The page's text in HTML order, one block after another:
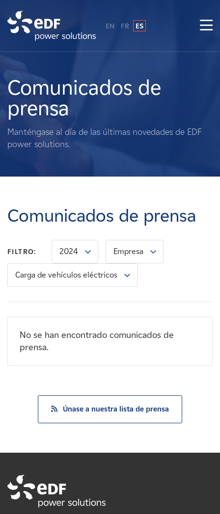
Sobre nosotros
Qué hacemos
Terratenientes
Carreras
Noticias
Contacte con
EN FR ES
Comunicados de
prensa
Manténgase al día de las últimas novedades de EDF
power solutions.
Comunicados de prensa
FILTRO: 2024 Empresa
Carga de vehículos eléctricos
No se han encontrado comunicados de
prensa.
Únase a nuestra lista de prensa